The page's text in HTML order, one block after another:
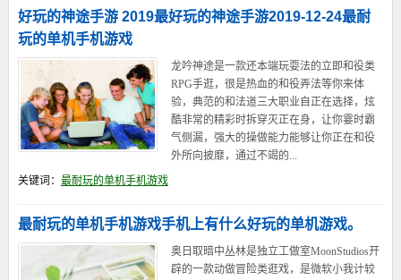
好玩的神途手游 2019最好玩的神途手游2019-12-24最耐
玩的单机手机游戏
龙吟神途是一款还本端玩耍法的立即和役类
RPG手逛，很是热血的和役弄法等你来体
验，典范的和法道三大职业自正在选择，炫
酷非常的精彩时拆穿灭正在身，让你霎时霸
气侧漏，强大的操做能力能够让你正在和役
外所向披靡，通过不竭的...
关键词： 最耐玩的单机手机游戏
最耐玩的单机手机游戏手机上有什么好玩的单机游戏。
奥日取暗中丛林是独立工做室MoonStudios开
辟的一款动做冒险类逛戏，是微软小我计较